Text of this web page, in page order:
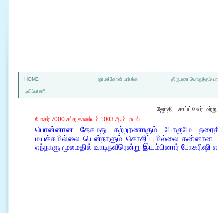
HOME ஜாமக்கோள் பார்க்க திருமண பொருத்தம்
புலிப்பாணி
ஜோதிட சாப்ட்வேர்
போகர் 7000 சப்த காண்டம் 1003 ஆம் பாடல்
பொன்னான தேகமது கற்றூணாகும் போகுமே
மயக்கமில்லை யென்நாளும் கொதிப்புமில்லை கன்னான
எந்நாளு மூலமதில் வாடிநவீரென்று இயம்பினார் போகரிஷி